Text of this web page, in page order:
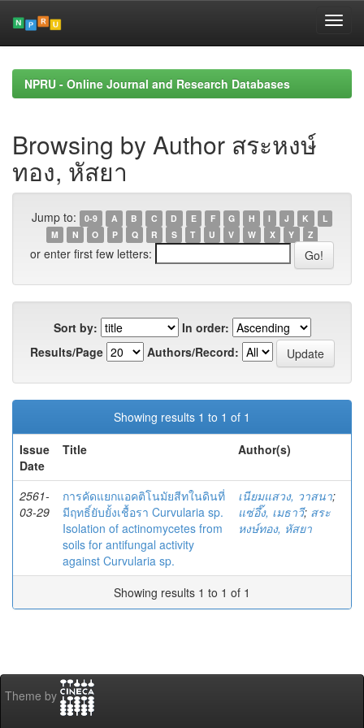
navigationNPRU - Online Journal and Research Databases
Browsing by Author สระหงษ์
ทอง, หัสยา
Jump to: 0-9 A B C D E F G H I J K
L
M
N O P Q R S T U V W X Y Z
or enter first few letters:
Sort by:
In order:
Results/Page
Authors/Record:
Showing results 1 to 1 of 1
Issue
Date
Title Author(s)
2561-
03-29
การคัดแยกแอคติโนมัยสีทในดินที่
มีฤทธิ์ยับยั้งเชื้อรา Curvularia sp.
Isolation of actinomycetes from
soils for antifungal activity
against Curvularia sp.
เนียมแสวง, วาสนา;
แซ่อึ๊ง, เมธาวี; สระ
หงษ์ทอง, หัสยา
Showing results 1 to 1 of 1
Theme by